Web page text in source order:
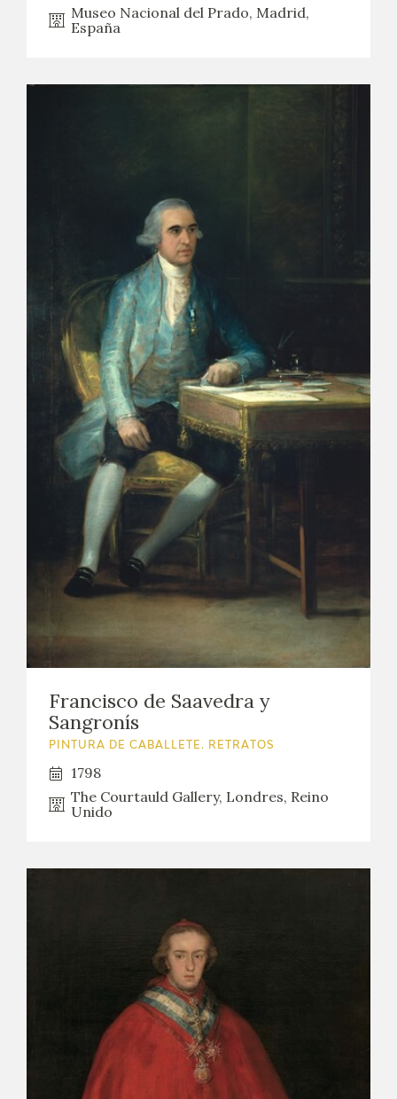
Museo Nacional del Prado, Madrid,
España
Francisco de Saavedra y
Sangronís
PINTURA DE CABALLETE. RETRATOS
1798
The Courtauld Gallery, Londres, Reino
Unido